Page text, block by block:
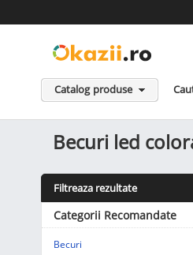
Catalog produse
Becuri led
Filtreaza rezultate
Categorii Recomandate
Becuri